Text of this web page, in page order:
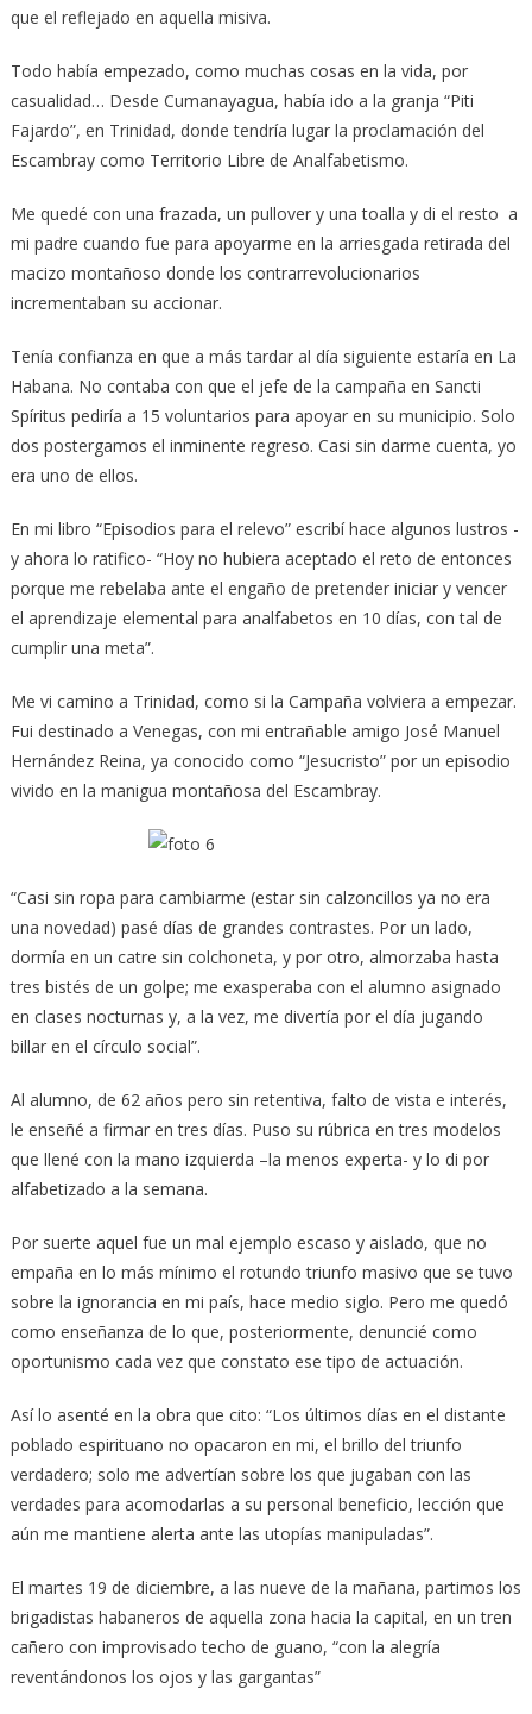
que el reflejado en aquella misiva.
Todo había empezado, como muchas cosas en la vida, por
casualidad… Desde Cumanayagua, había ido a la granja “Piti
Fajardo”, en Trinidad, donde tendría lugar la proclamación del
Escambray como Territorio Libre de Analfabetismo.
Me quedé con una frazada, un pullover y una toalla y di el resto a
mi padre cuando fue para apoyarme en la arriesgada retirada del
macizo montañoso donde los contrarrevolucionarios
incrementaban su accionar.
Tenía confianza en que a más tardar al día siguiente estaría en La
Habana. No contaba con que el jefe de la campaña en Sancti
Spíritus pediría a 15 voluntarios para apoyar en su municipio. Solo
dos postergamos el inminente regreso. Casi sin darme cuenta, yo
era uno de ellos.
En mi libro “Episodios para el relevo” escribí hace algunos lustros -
y ahora lo ratifico- “Hoy no hubiera aceptado el reto de entonces
porque me rebelaba ante el engaño de pretender iniciar y vencer
el aprendizaje elemental para analfabetos en 10 días, con tal de
cumplir una meta”.
Me vi camino a Trinidad, como si la Campaña volviera a empezar.
Fui destinado a Venegas, con mi entrañable amigo José Manuel
Hernández Reina, ya conocido como “Jesucristo” por un episodio
vivido en la manigua montañosa del Escambray.
“Casi sin ropa para cambiarme (estar sin calzoncillos ya no era
una novedad) pasé días de grandes contrastes. Por un lado,
dormía en un catre sin colchoneta, y por otro, almorzaba hasta
tres bistés de un golpe; me exasperaba con el alumno asignado
en clases nocturnas y, a la vez, me divertía por el día jugando
billar en el círculo social”.
Al alumno, de 62 años pero sin retentiva, falto de vista e interés,
le enseñé a firmar en tres días. Puso su rúbrica en tres modelos
que llené con la mano izquierda –la menos experta- y lo di por
alfabetizado a la semana.
Por suerte aquel fue un mal ejemplo escaso y aislado, que no
empaña en lo más mínimo el rotundo triunfo masivo que se tuvo
sobre la ignorancia en mi país, hace medio siglo. Pero me quedó
como enseñanza de lo que, posteriormente, denuncié como
oportunismo cada vez que constato ese tipo de actuación.
Así lo asenté en la obra que cito: “Los últimos días en el distante
poblado espirituano no opacaron en mi, el brillo del triunfo
verdadero; solo me advertían sobre los que jugaban con las
verdades para acomodarlas a su personal beneficio, lección que
aún me mantiene alerta ante las utopías manipuladas”.
El martes 19 de diciembre, a las nueve de la mañana, partimos los
brigadistas habaneros de aquella zona hacia la capital, en un tren
cañero con improvisado techo de guano, “con la alegría
reventándonos los ojos y las gargantas”